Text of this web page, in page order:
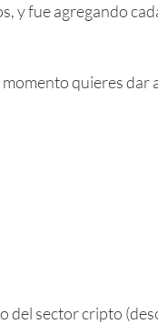
fue agregando
quieres
sector cripto